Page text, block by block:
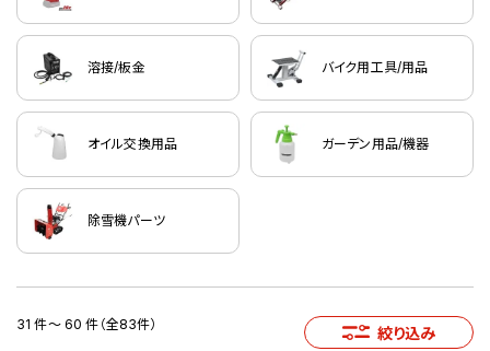
溶接/板金 バイク用工具/用品
オイル交換用品 ガーデン用品/機器
除雪機パーツ
31 件～ 60 件（全83件） 絞り込み